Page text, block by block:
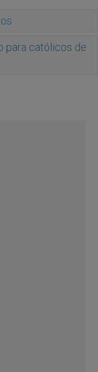
para católicos de